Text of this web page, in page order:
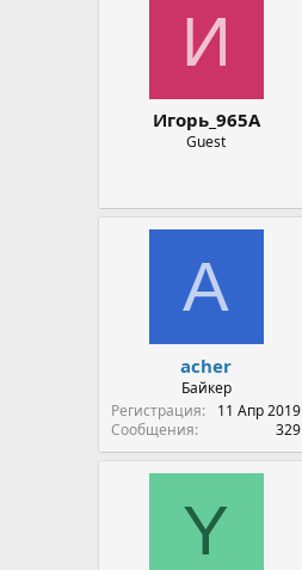
И
Игорь_965А
Guest
A
acher
Байкер
Регистрация
11 Апр 2019
Сообщения
329
Y